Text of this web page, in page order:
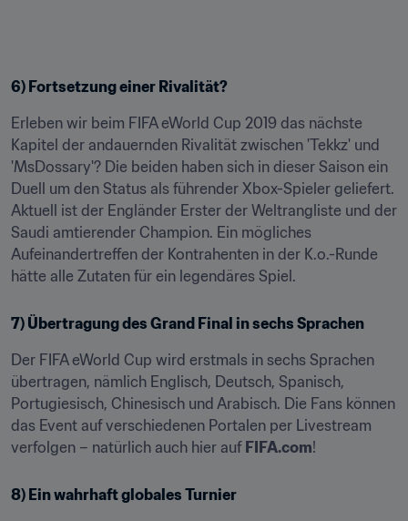
6) Fortsetzung einer Rivalität?
Erleben wir beim FIFA eWorld Cup 2019 das nächste
Kapitel der andauernden Rivalität zwischen 'Tekkz' und
'MsDossary'? Die beiden haben sich in dieser Saison ein
Duell um den Status als führender Xbox-Spieler geliefert.
Aktuell ist der Engländer Erster der Weltrangliste und der
Saudi amtierender Champion. Ein mögliches
Aufeinandertreffen der Kontrahenten in der K.o.-Runde
hätte alle Zutaten für ein legendäres Spiel.
7) Übertragung des Grand Final in sechs Sprachen
Der FIFA eWorld Cup wird erstmals in sechs Sprachen
übertragen, nämlich Englisch, Deutsch, Spanisch,
Portugiesisch, Chinesisch und Arabisch. Die Fans können
das Event auf verschiedenen Portalen per Livestream
verfolgen – natürlich auch hier auf FIFA.com!
8) Ein wahrhaft globales Turnier